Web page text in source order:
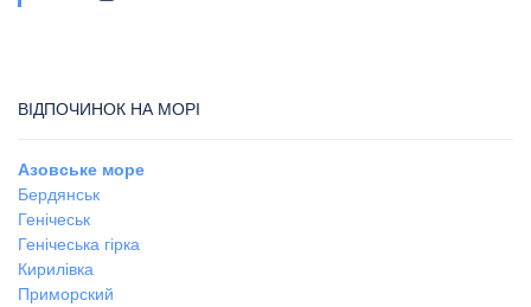
ВІДПОЧИНОК НА МОРІ
Азовське море
Бердянськ
Генічеськ
Генічеська гірка
Кирилівка
Приморский